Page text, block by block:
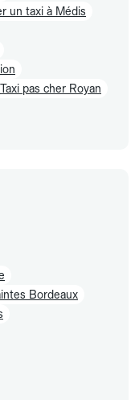
un taxi à Médis
Taxi pas cher Royan
Bordeaux